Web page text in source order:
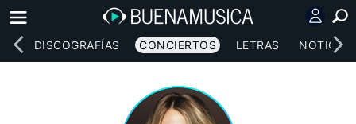
DISCOGRAFÍAS CONCIERTOS LETRAS NOTICIAS